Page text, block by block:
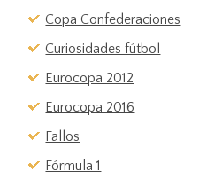
Copa Confederaciones
Curiosidades fútbol
Eurocopa 2012
Eurocopa 2016
Fallos
Fórmula 1